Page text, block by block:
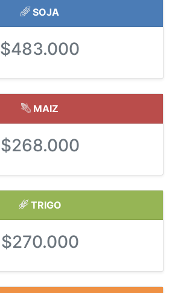
SOJA
$483.000
MAIZ
$268.000
TRIGO
$270.000